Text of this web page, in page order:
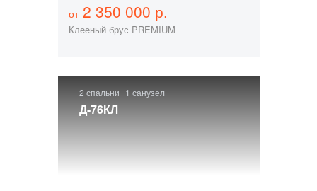
от2 350 000 р.
Клееный брус PREMIUM
2 спальни 1 санузел
Д-76КЛ